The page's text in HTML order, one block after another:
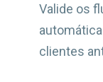
Valide os
clientes